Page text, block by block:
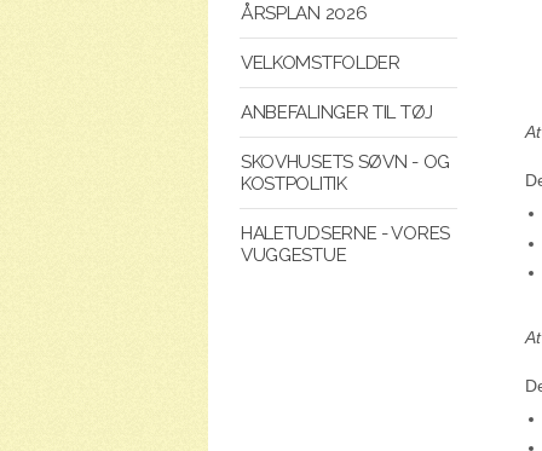
ÅRSPLAN 2026
VELKOMSTFOLDER
ANBEFALINGER TIL TØJ
SKOVHUSETS SØVN - OG
KOSTPOLITIK
HALETUDSERNE - VORES
VUGGESTUE